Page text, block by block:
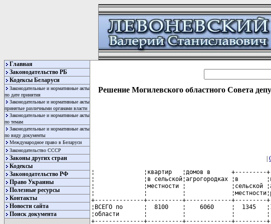
Главная
Законодательство РБ
Кодексы Беларуси
Законодательные и нормативные акты
по дате принятия
Законодательные и нормативные акты
принятые различными органами власти
Законодательные и нормативные акты
по темам
Законодательные и нормативные акты
по виду документы
Международное право в Беларуси
Законодательство СССР
Законы других стран
Кодексы
Законодательство РФ
Право Украины
Полезные ресурсы
Контакты
Новости сайта
Поиск документа
Решение Могилевского областного Совета
|
¦              ¦квартир   ¦домов в
¦              ¦в сельской¦агрогородках
¦              ¦местности ¦             ¦сельской ¦агрого-
¦              ¦          ¦             ¦местности¦родках
+--------------+----------+-------------+---------
¦ВСЕГО по      ¦  8100    ¦    6060     ¦  1345
¦области       ¦          ¦             ¦
+--------------+----------+-------------+---------